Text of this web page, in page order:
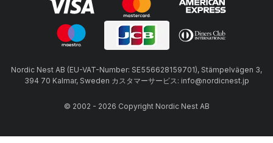
Nordic Nest AB (EU-VAT-Number: SE556628159701), Stämpelvägen 3,
394 70 Kalmar, Sweden カスタマーサービス: info@nordicnest.jp
© 2002 - 2026 Copyright Nordic Nest AB